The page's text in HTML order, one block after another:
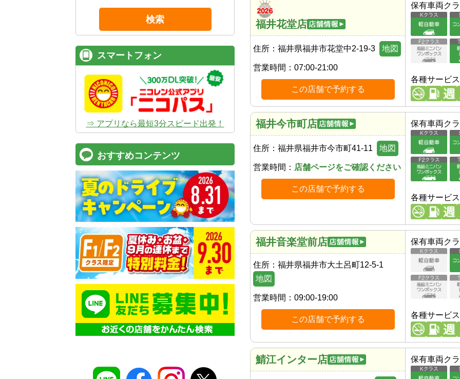
福井花堂店
住所： 福井県福井市花堂中2-19-3 地図
営業時間： 07:00-21:00
この店舗で予約する
保有車両ク
各種サービス
福井今市町店
住所： 福井県福井市今市町41-11 地図
営業時間： 店舗ページをご確認ください
この店舗で予約する
保有車両ク
各種サービス
福井音楽堂前店
住所： 福井県福井市大土呂町12-5-1
地図
営業時間： 09:00-19:00
この店舗で予約する
保有車両ク
各種サービス
鯖江インター店 保有車両ク
検索
スマートフォン
⇒ アプリなら最短3分スピード出発！
おすすめコンテンツ